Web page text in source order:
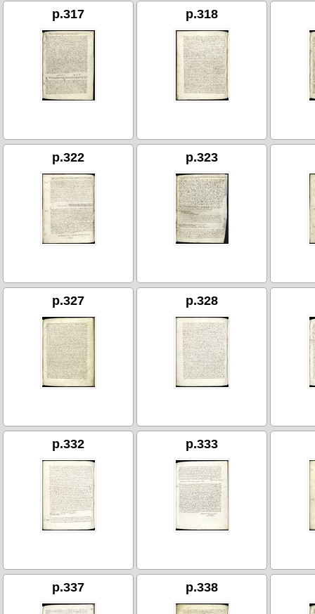
p.317 p.318
p.322 p.323
p.327 p.328
p.332 p.333
p.337 p.338